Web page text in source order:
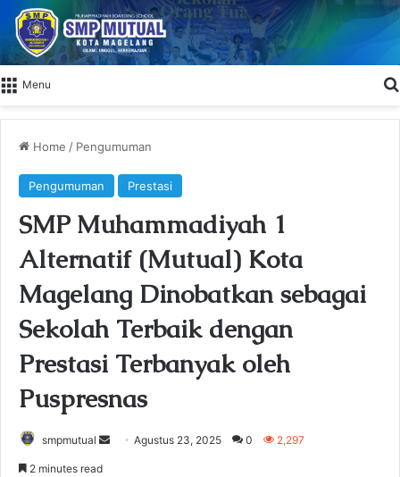
Menu
Home / Pengumuman
Pengumuman Prestasi
SMP Muhammadiyah 1
Alternatif (Mutual) Kota
Magelang Dinobatkan sebagai
Sekolah Terbaik dengan
Prestasi Terbanyak oleh
Puspresnas
smpmutual Agustus 23, 2025 0 2,297
2 minutes read